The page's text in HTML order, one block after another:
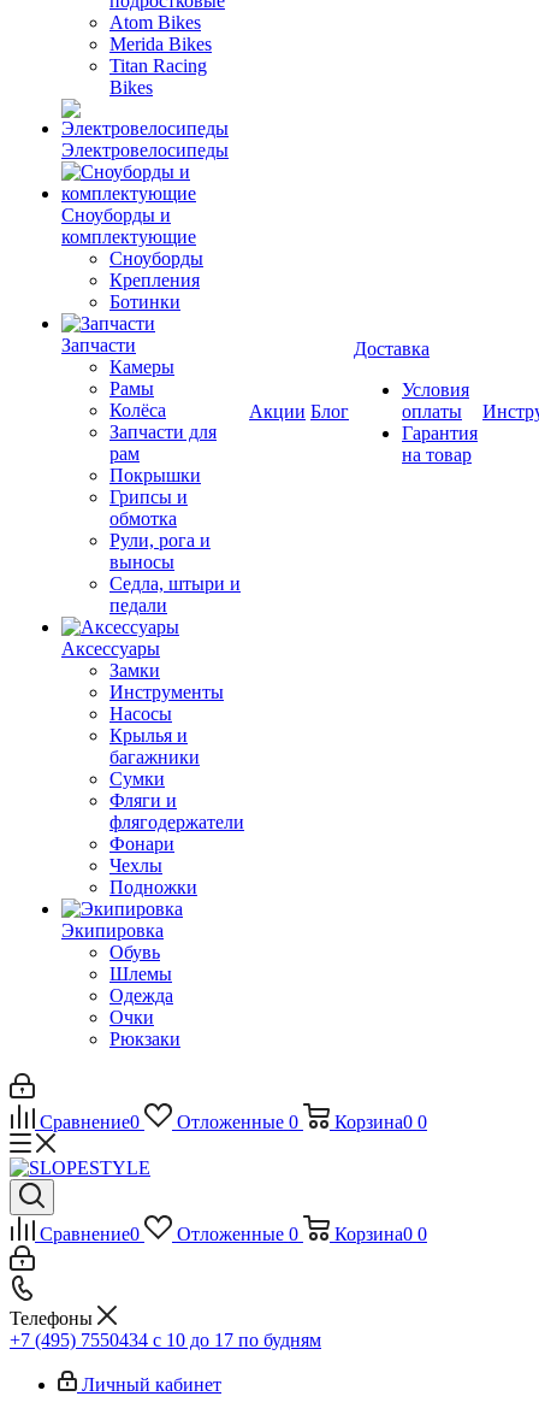
Atom Bikes
Merida Bikes
Titan Racing
Bikes
Электровелосипеды
Cноуборды и
комплектующие
Сноуборды
Крепления
Ботинки
Запчасти
Камеры
Рамы
Колёса
Запчасти для
рам
Покрышки
Грипсы и
обмотка
Рули, рога и
выносы
Седла, штыри и
педали
Аксессуары
Замки
Инструменты
Насосы
Крылья и
багажники
Сумки
Фляги и
флягодержатели
Фонари
Чехлы
Подножки
Экипировка
Обувь
Шлемы
Одежда
Очки
Рюкзаки
Акции Блог
Доставка
Условия
оплаты
Гарантия
на товар
Сравнение0 Отложенные 0 Корзина0 0
Сравнение0 Отложенные 0 Корзина0 0
Телефоны
+7 (495) 7550434 с 10 до 17 по будням
Личный кабинет